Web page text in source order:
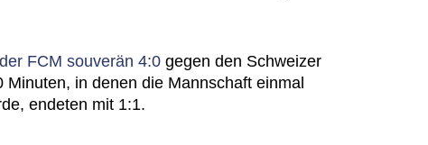
FCM souverän 4:0 gegen den Schweizer
in denen die Mannschaft einmal
endeten mit 1:1.